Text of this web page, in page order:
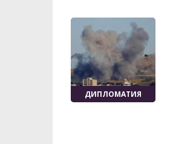
ДИПЛОМАТИЯ